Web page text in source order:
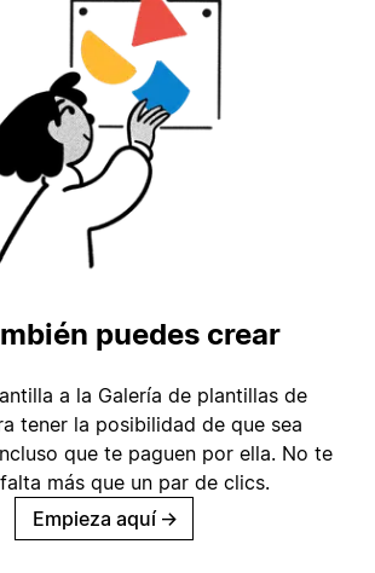
puedes crear
a la Galería de plantillas de
tener la posibilidad de que sea
que te paguen por ella. No te
más que un par de clics.
Empieza aquí →